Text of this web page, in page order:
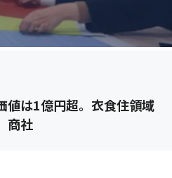
値は1億円超。衣食住領域
商社